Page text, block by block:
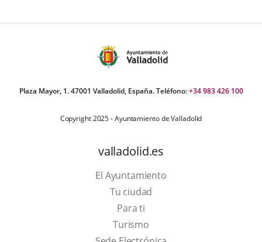
Plaza Mayor, 1. 47001 Valladolid, España. Teléfono:+34 983 426 100
Copyright 2025 - Ayuntamiento de Valladolid
valladolid.es
El Ayuntamiento
Tu ciudad
Para ti
TurismoThis